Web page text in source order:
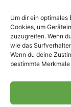
Um dir ein
Cookies, um
zuzugreifen. Wenn
wie das
Wenn du deine
bestimmte
– Alle rechte
Fohlen-
offiziell
bei der Deutschen
Nationalbibliothek
Genehmigung.